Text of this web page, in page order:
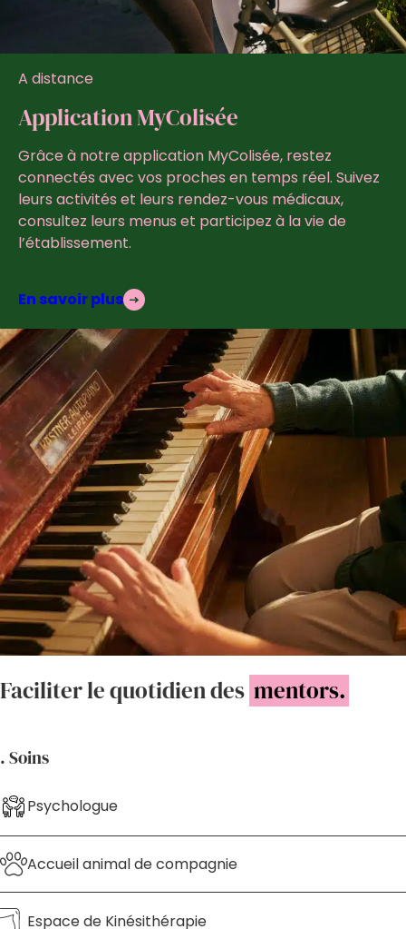
A distance
Application MyColisée
Grâce à notre application MyColisée, restez
connectés avec vos proches en temps réel. Suivez
leurs activités et leurs rendez-vous médicaux,
consultez leurs menus et participez à la vie de
l’établissement.
En savoir plus
Faciliter le quotidien des mentors.
. Soins
Psychologue
Accueil animal de compagnie
Espace de Kinésithérapie